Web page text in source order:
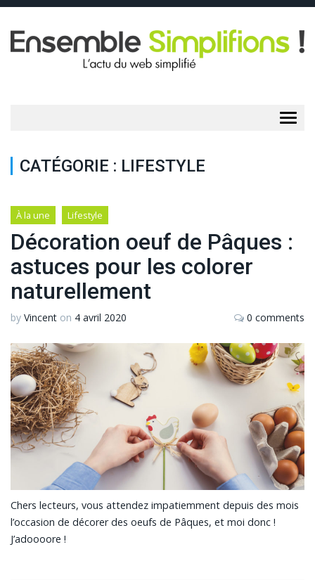
CATÉGORIE : LIFESTYLE
À la une Lifestyle
Décoration oeuf de Pâques :
astuces pour les colorer
naturellement
by Vincent on 4 avril 2020 0 comments
Chers lecteurs, vous attendez impatiemment depuis des mois
l’occasion de décorer des oeufs de Pâques, et moi donc !
J’adoooore !